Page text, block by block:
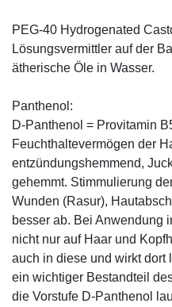
PEG-40 Hydrogenated
Lösungsvermittler auf der
ätherische Öle in Wasser.
Panthenol:
D-Panthenol = Provitamin
Feuchthaltevermögen der
entzündungshemmend,
gehemmt. Stimmulierung
Wunden (Rasur),
besser ab. Bei Anwendung
nicht nur auf Haar und
auch in diese und wirkt dort
ein wichtiger Bestandteil
die Vorstufe D-Panthenol